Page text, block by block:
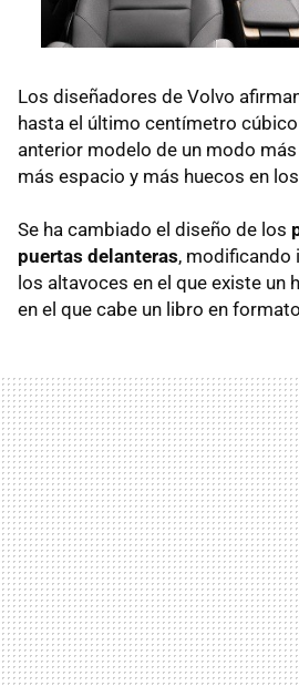
Los diseñadores de Volvo
hasta el último centímetro
anterior modelo de un modo
más espacio y más huecos en
Se ha cambiado el diseño de los
puertas delanteras, modificando
los altavoces en el que existe un
en el que cabe un libro en